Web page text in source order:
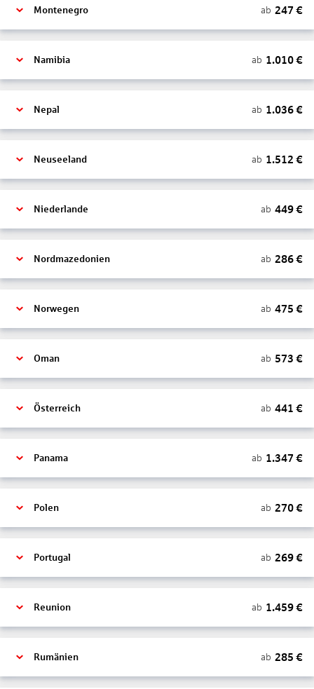
Montenegro ab 247 €
Namibia ab 1.010€
Nepal ab 1.036€
Neuseeland ab 1.512 €
Niederlande ab 449€
Nordmazedonien ab 286€
Norwegen ab 475 €
Oman ab 573 €
Österreich ab 441 €
Panama ab 1.347 €
Polen ab 270€
Portugal ab 269€
Reunion ab 1.459€
Rumänien ab 285 €